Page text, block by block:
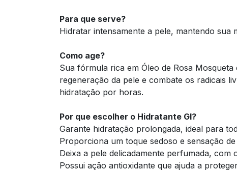
Para que serve?
Hidratar intensamente a pele, mantendo
Como age?
Sua fórmula rica em Óleo de Rosa
regeneração da pele e combate os radicais
hidratação por horas.
Por que escolher o Hidratante GI?
Garante hidratação prolongada, ideal para
Proporciona um toque sedoso e sensação
Deixa a pele delicadamente perfumada, com
Possui ação antioxidante que ajuda a